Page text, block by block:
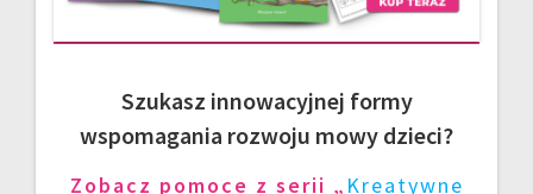
Szukasz innowacyjnej formy
wspomagania rozwoju mowy dzieci?
Zobacz pomoce z serii „ Kreatywne